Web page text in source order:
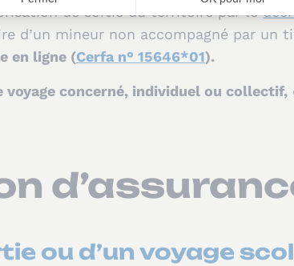
de sortie du territoire par le
d’un mineur non accompagné par un
en ligne (Cerfa n° 15646*01).
voyage concerné, individuel ou collectif,
ou d’un voyage